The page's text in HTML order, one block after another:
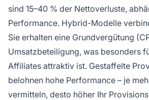
sind 15–40 % der Nettoverluste,
Performance. Hybrid-Modelle
Sie erhalten eine Grundvergütung
Umsatzbeteiligung, was besonders
Affiliates attraktiv ist. Gestaffelte
belohnen hohe Performance – je
vermitteln, desto höher Ihr